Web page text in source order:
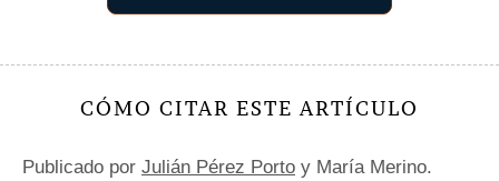
CÓMO CITAR ESTE ARTÍCULO
Publicado por Julián Pérez Porto y María Merino.